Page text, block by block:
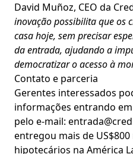
David Muñoz, CEO da
inovação possibilita que os
casa hoje, sem precisar
da entrada, ajudando a
democratizar o acesso à
Contato e parceria
Gerentes interessados
informações entrando
pelo e-mail:
entregou mais de
hipotecários na América